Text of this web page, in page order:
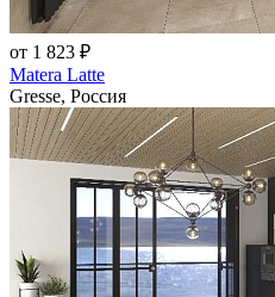
от 1 823 ₽
Matera Latte
Gresse, Россия